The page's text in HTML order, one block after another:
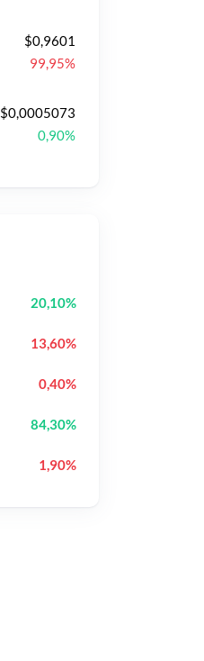
$0,9601
99,95%
$0,0005073
0,90%
20,10%
13,60%
0,40%
84,30%
1,90%